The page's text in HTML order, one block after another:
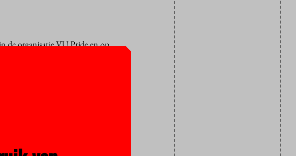
de organisatie VU Pride en op
boeken over lhbti+-
de geschiedenis van lhbiti+
studentenpartij VSP
de islam en queerness in
leuke mensen, die er komen
bepaalde politici zich eens
kwalijke gevolgen kunnen